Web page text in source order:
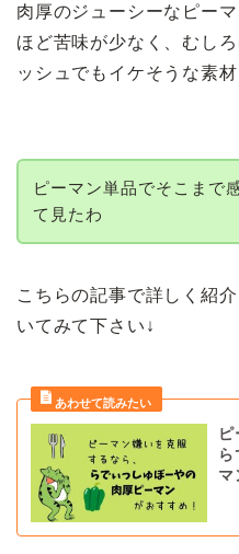
肉厚のジューシーなピー
ほど苦味が少なく、むし
ッシュでもイケそうな素材
ピーマン単品でそこまで
て見たわ
こちらの記事で詳しく紹
いてみて下さい↓
ピ
マ